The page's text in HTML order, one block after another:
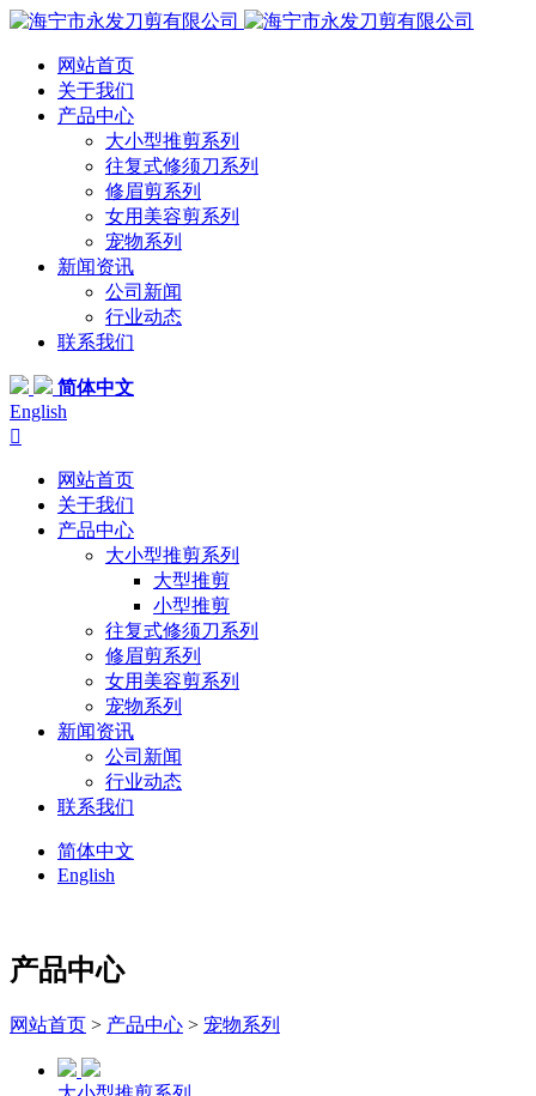
网站首页
关于我们
产品中心
大小型推剪系列
往复式修须刀系列
修眉剪系列
女用美容剪系列
宠物系列
新闻资讯
公司新闻
行业动态
联系我们
简体中文
English

网站首页
关于我们
产品中心
大小型推剪系列
大型推剪
小型推剪
往复式修须刀系列
修眉剪系列
女用美容剪系列
宠物系列
新闻资讯
公司新闻
行业动态
联系我们
简体中文
English
产品中心
网站首页 > 产品中心 > 宠物系列